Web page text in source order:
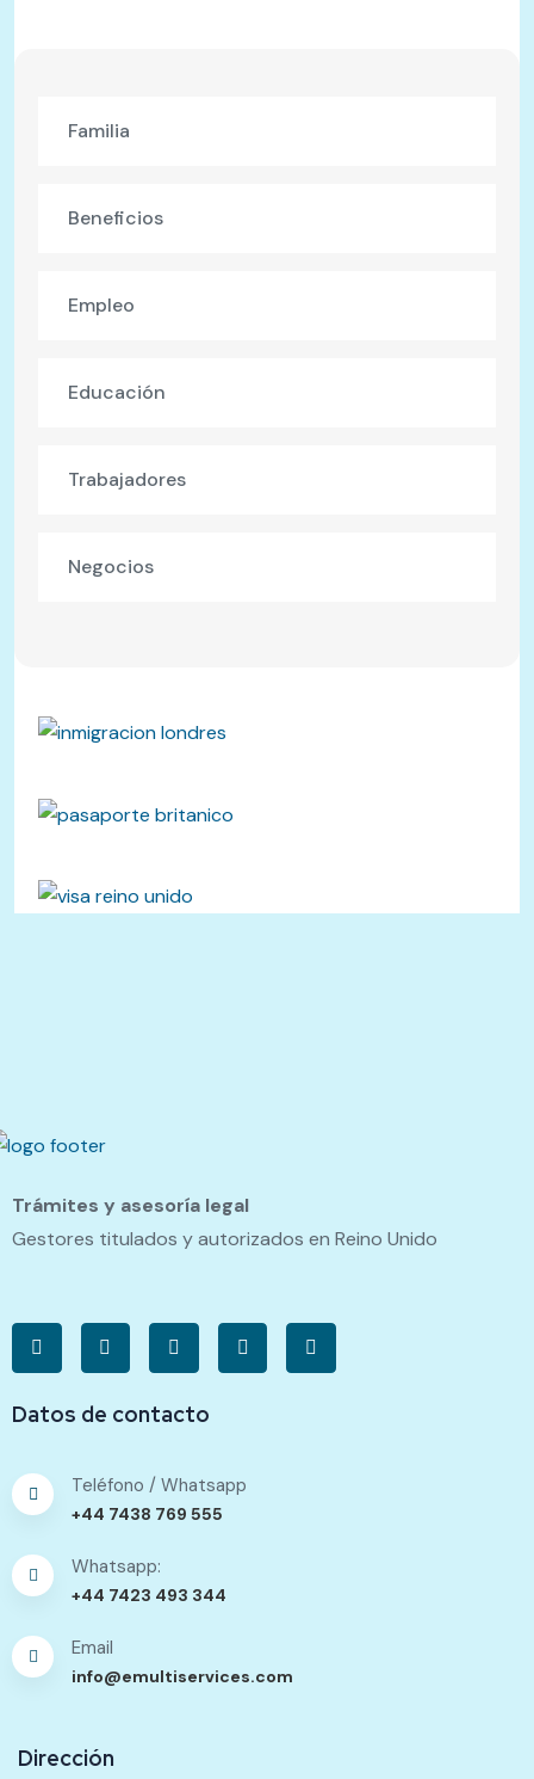
Familia
Beneficios
Empleo
Educación
Trabajadores
Negocios
Trámites y asesoría legal
Gestores titulados y autorizados en Reino Unido
Datos de contacto
Teléfono / Whatsapp
+44 7438 769 555
Whatsapp:
+44 7423 493 344
Email
info@emultiservices.com
Dirección